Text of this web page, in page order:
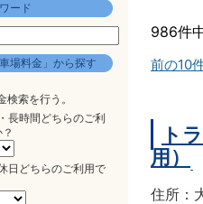
ード
車場料金」から探す
検索を行う。
長時間どちらのご利
日どちらのご利用で
986件
前の10
ト
用）
住所：